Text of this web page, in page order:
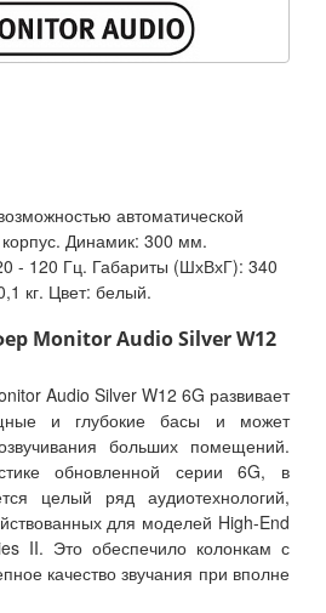
автоматической
Динамик: 300 мм.
- 120 Гц. Габариты (ШхВхГ): 340
кг. Цвет: белый.
Monitor Audio Silver W12
Audio Silver W12 6G развивает
и глубокие басы и может
больших помещений.
обновленной серии 6G, в
целый ряд аудиотехнологий,
для моделей High-End
II. Это обеспечило колонкам с
качество звучания при вполне